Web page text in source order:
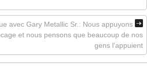
avec Gary Metallic Sr.: Nous appuyons
et nous pensons que beaucoup de nos
gens l’appuient